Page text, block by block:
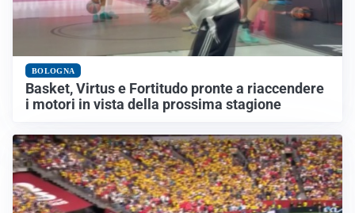
BOLOGNA
Basket, Virtus e Fortitudo pronte a riaccendere
i motori in vista della prossima stagione